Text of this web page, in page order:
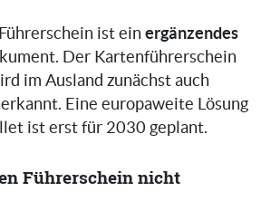
ist ein ergänzendes
Der Kartenführerschein
im Ausland zunächst auch
Eine europaweite Lösung
ist erst für 2030 geplant.
Führerschein nicht